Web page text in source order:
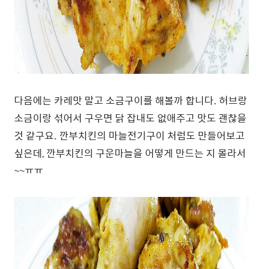
다음에는 카레맛 말고 소금구이를 해볼까 합니다. 허브랑
소금이랑 섞어서 구우면 닭 잡내도 없애주고 맛도 괜찮을
것 같구요. 깐부치킨의 마늘전기구이 처럼도 만들어보고
싶은데, 깐부치킨의 구운마늘을 어떻게 만드는 지 몰라서
~~ㅠㅠ